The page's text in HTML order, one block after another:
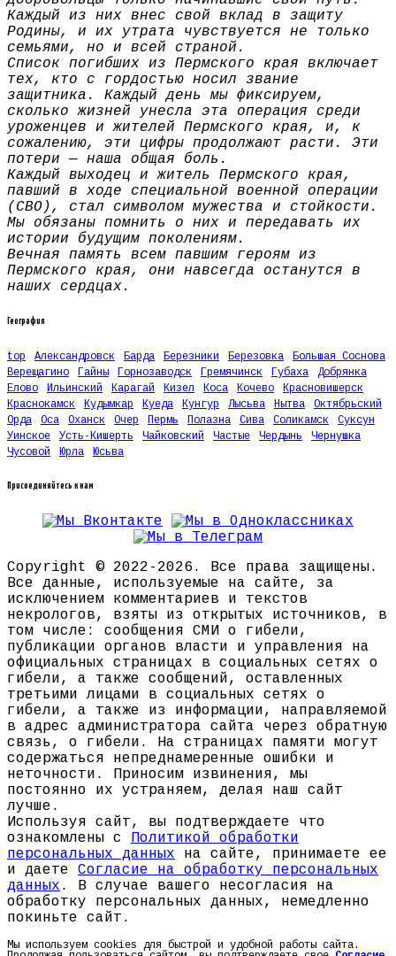
Каждый из них внес свой вклад в защиту
Родины, и их утрата чувствуется не только
семьями, но и всей страной.
Список погибших из Пермского края включает
тех, кто с гордостью носил звание
защитника. Каждый день мы фиксируем,
сколько жизней унесла эта операция среди
уроженцев и жителей Пермского края, и, к
сожалению, эти цифры продолжают расти. Эти
потери — наша общая боль.
Каждый выходец и житель Пермского края,
павший в ходе специальной военной операции
(СВО), стал символом мужества и стойкости.
Мы обязаны помнить о них и передавать их
истории будущим поколениям.
Вечная память всем павшим героям из
Пермского края, они навсегда останутся в
наших сердцах.
География
top Александровск Барда Березники Березовка
Большая Соснова
Верещагино
Гайны Горнозаводск Гремячинск Губаха
Добрянка
Елово
Ильинский Карагай Кизел Коса Кочево
Красновишерск
Краснокамск
Кудымкар Куеда Кунгур Лысьва Нытва
Октябрьский
Орда
Оса Оханск Очер Пермь Полазна Сива Соликамск
Суксун
Уинское
Усть-Кишерть Чайковский Частые Чердынь
Чернушка
Чусовой
Юрла Юсьва
Присоединяйтесь к нам
Copyright © 2022-2026. Все права защищены.
Все данные, используемые на сайте, за
исключением комментариев и текстов
некрологов, взяты из открытых источников, в
том числе: сообщения СМИ о гибели,
публикации органов власти и управления на
официальных страницах в социальных сетях о
гибели, а также сообщений, оставленных
третьими лицами в социальных сетях о
гибели, а также из информации, направляемой
в адрес администратора сайта через обратную
связь, о гибели. На страницах памяти могут
содержаться непреднамеренные ошибки и
неточности. Приносим извинения, мы
постоянно их устраняем, делая наш сайт
лучше.
Используя сайт, вы подтверждаете что
ознакомлены с Политикой обработки
персональных данных на сайте, принимаете ее
и даете Согласие на обработку персональных
данных . В случае вашего несогласия на
обработку персональных данных, немедленно
покиньте сайт.
Мы используем cookies для быстрой и удобной работы сайта.